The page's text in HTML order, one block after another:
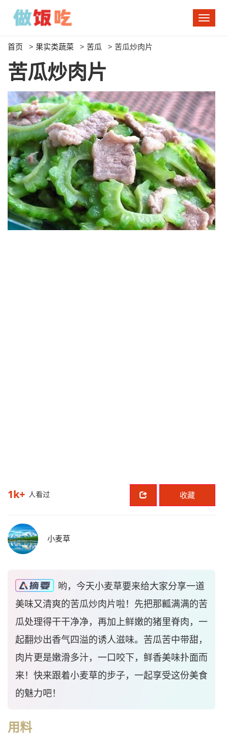
切
换
首页 > 果实类蔬菜 > 苦瓜 > 苦瓜炒肉片
苦瓜炒肉片
1k+ 人看过 收藏
小麦草
哟，今天小麦草要来给大家分享一道
美味又清爽的苦瓜炒肉片啦！先把那瓤满满的苦
瓜处理得干干净净，再加上鲜嫩的猪里脊肉，一
起翻炒出香气四溢的诱人滋味。苦瓜苦中带甜，
肉片更是嫩滑多汁，一口咬下，鲜香美味扑面而
来！快来跟着小麦草的步子，一起享受这份美食
的魅力吧！
用料